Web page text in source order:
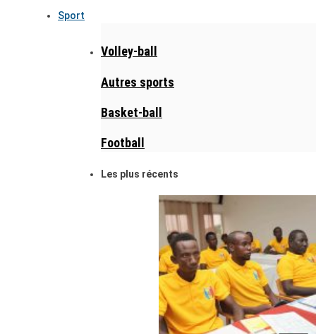
Sport
Volley-ball
Autres sports
Basket-ball
Football
Les plus récents